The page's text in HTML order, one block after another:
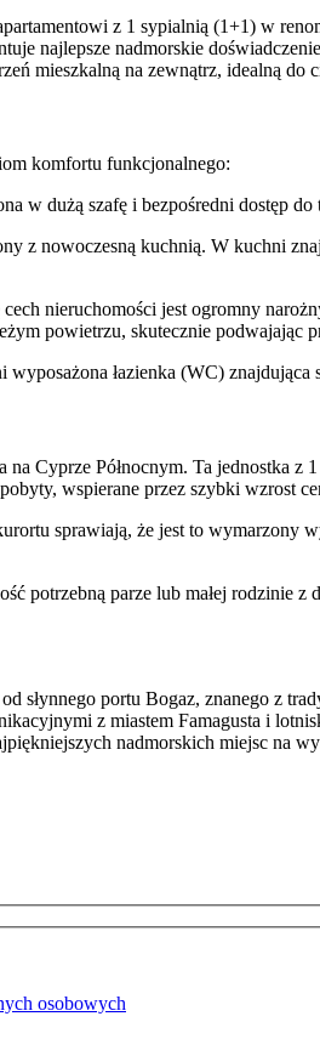
z 1 sypialnią (1+1) w
najlepsze nadmorskie
mieszkalną na zewnątrz, idealną do
komfortu funkcjonalnego:
w dużą szafę i bezpośredni dostęp
z nowoczesną kuchnią. W kuchni
nieruchomości jest ogromny
powietrzu, skutecznie podwajając
wyposażona łazienka (WC)
na Cyprze Północnym. Ta
wspierane przez szybki wzrost
sprawiają, że jest to wymarzony
potrzebną parze lub małej rodzinie
słynnego portu Bogaz, znanego z
z miastem Famagusta i
nadmorskich miejsc na
osobowych